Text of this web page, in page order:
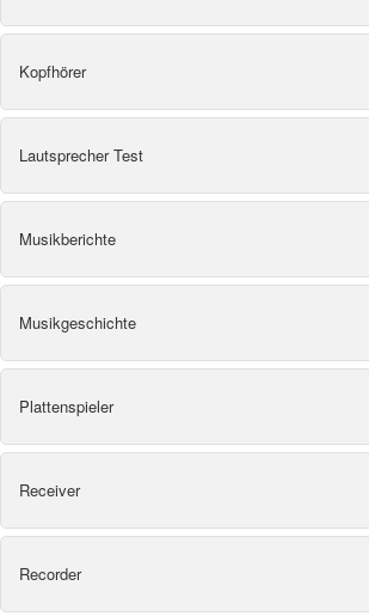
Kopfhörer
Lautsprecher Test
Musikberichte
Musikgeschichte
Plattenspieler
Receiver
Recorder